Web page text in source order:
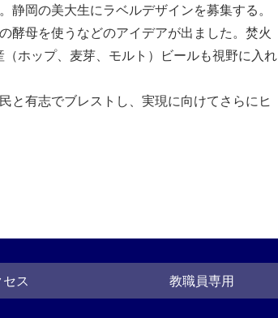
静岡の美大生にラベルデザインを募集する。
酵母を使うなどのアイデアが出ました。焚火
ホップ、麦芽、モルト）ビールも視野に入れ
と有志でブレストし、実現に向けてさらにヒ
ス 教職員専用